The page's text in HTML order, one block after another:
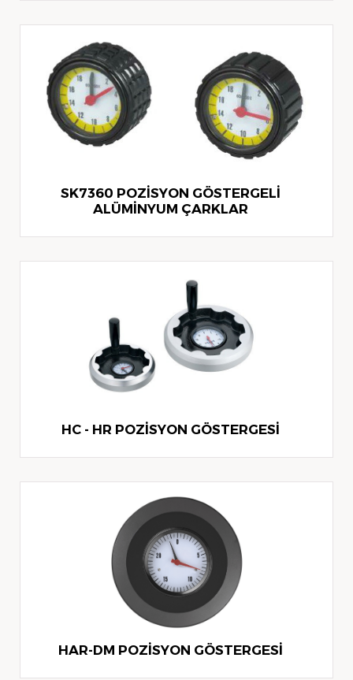
SK7360 POZİSYON GÖSTERGELİ
ALÜMİNYUM ÇARKLAR
HC - HR POZİSYON GÖSTERGESİ
HAR-DM POZİSYON GÖSTERGESİ